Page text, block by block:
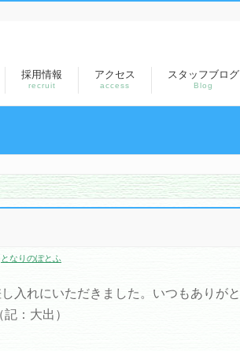
採用情報
recruit
アクセス
access
スタッフブログ
Blog
となりのぽとふ
入れにいただきました。いつもありがと
：大出）